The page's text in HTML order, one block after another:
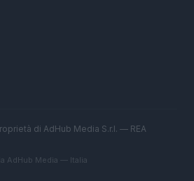
di AdHub Media S.r.l. — REA
AdHub Media — Italia